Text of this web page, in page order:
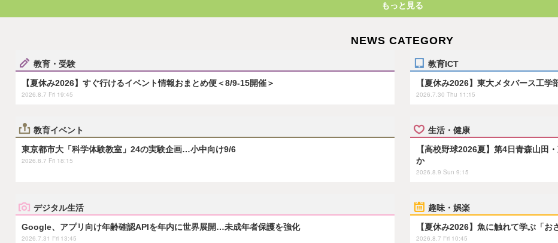
もっと見る
NEWS CATEGORY
教育・受験
【夏休み2026】すぐ行けるイベント情報おまとめ便＜8/9-15開催＞
2026.8.7 Fri 19:45
教育ICT
【夏休み2026】東大メタバース工
2026.7.30 Thu 11:15
教育イベント
東京都市大「科学体験教室」24の実験企画…小中向け9/6
2026.8.7 Fri 18:15
生活・健康
【高校野球2026夏】第4日青森山田
か
2026.8.9 Sun 9:15
デジタル生活
Google、アプリ向け年齢確認APIを年内に世界展開…未成年者保護を強化
2026.7.31 Fri 13:45
趣味・娯楽
【夏休み2026】魚に触れて学ぶ「
2026.8.7 Fri 10:45